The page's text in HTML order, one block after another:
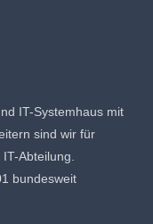
IT-Systemhaus mit
sind wir für
Abteilung.
bundesweit